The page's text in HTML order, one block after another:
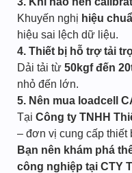
Khuyến nghị hiệu
hiệu sai lệch dữ liệu.
4. Thiết bị hỗ trợ tải
Dải tải từ 50kgf đến
nhỏ đến lớn.
5. Nên mua loadcell
Tại Công ty TNHH
– đơn vị cung cấp thiết
Bạn nên khám phá
công nghiệp tại CTY